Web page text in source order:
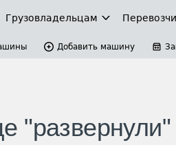
Грузовладельцам
Добавить машину